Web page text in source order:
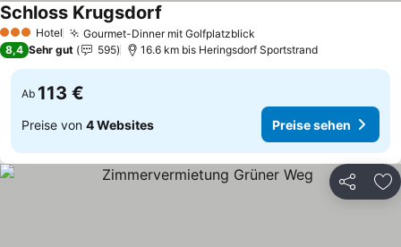
3 SterneHotel Gourmet-Dinner mit Golfplatzblick
Schloss Krugsdorf
8,4 Sehr gut 595 16.6 km bis Heringsdorf Sportstrand
Ab 113 €
Preise von 4 Websites Preise sehen
Teilen